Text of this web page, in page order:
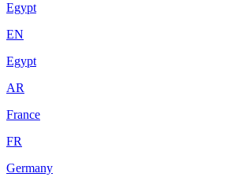
Egypt
EN
Egypt
AR
France
FR
Germany